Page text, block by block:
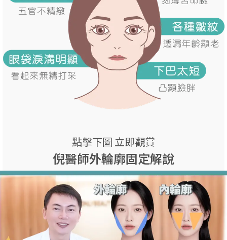
點擊下圖 立即觀賞
倪醫師外輪廓固定解說